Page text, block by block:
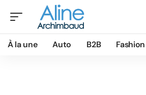
À la une Auto B2B Fashion